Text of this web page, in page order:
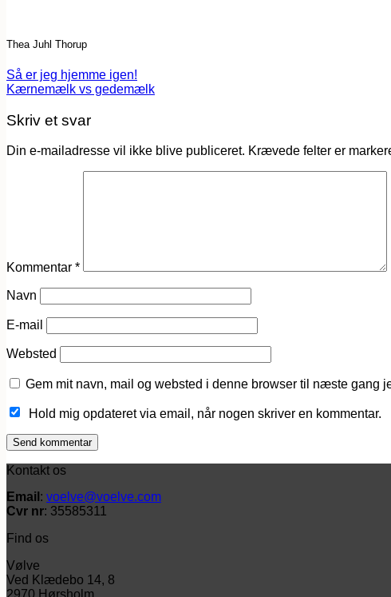
Thea Juhl Thorup
Så er jeg hjemme igen!
Kærnemælk vs gedemælk
Skriv et svar
Din e-mailadresse vil ikke blive publiceret. Krævede felter er
Kommentar *
Navn
E-mail
Websted
Gem mit navn, mail og websted i denne browser til næste gang
Hold mig opdateret via email, når nogen skriver en kommentar.
Kontakt os
Email : voelve@voelve.com
Cvr nr: 35585311
Find os
Vølve
Ved Klædebo 14, 8
2970 Hørsholm